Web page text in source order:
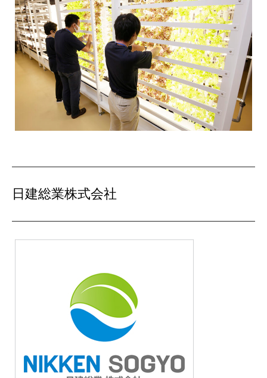
日建総業株式会社